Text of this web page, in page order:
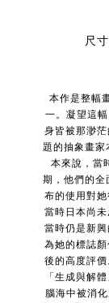
尺
本作是整幅
一。凝望這
身皆被那渺
題的抽象畫
本來說，當
期，他們的
布的使用對
當時日本尚
當時仍是新
為她的標誌
後的高度評
「生成與解
腦海中被消